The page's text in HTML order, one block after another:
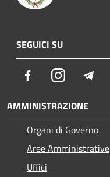
SEGUICI SU
FacebookInstagram
AMMINISTRAZIONE
Organi di Governo
Aree Amministrative
Uffici